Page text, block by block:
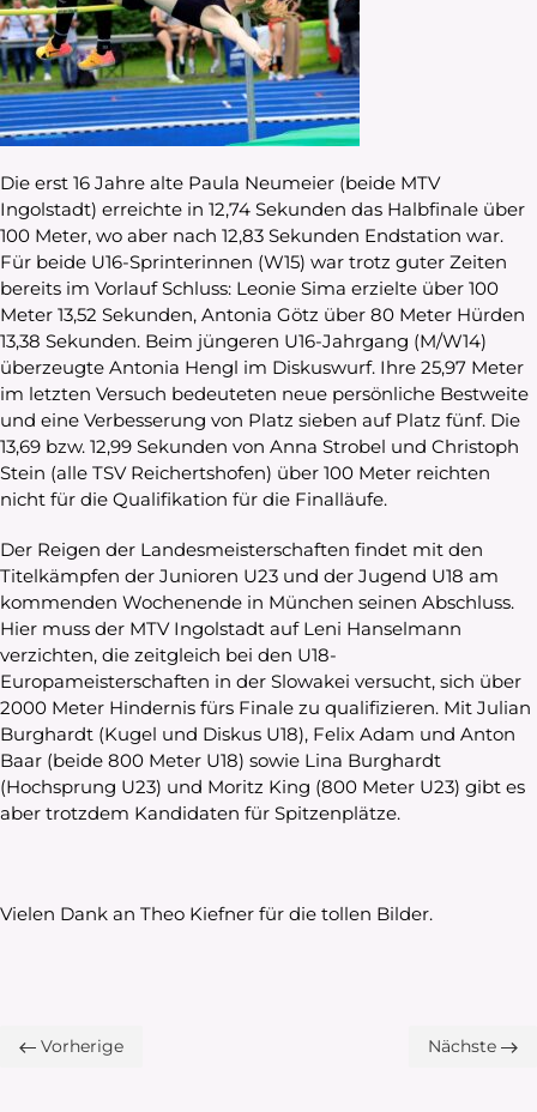
Die erst 16 Jahre alte Paula Neumeier (beide MTV
Ingolstadt) erreichte in 12,74 Sekunden das Halbfinale über
100 Meter, wo aber nach 12,83 Sekunden Endstation war.
Für beide U16-Sprinterinnen (W15) war trotz guter Zeiten
bereits im Vorlauf Schluss: Leonie Sima erzielte über 100
Meter 13,52 Sekunden, Antonia Götz über 80 Meter Hürden
13,38 Sekunden. Beim jüngeren U16-Jahrgang (M/W14)
überzeugte Antonia Hengl im Diskuswurf. Ihre 25,97 Meter
im letzten Versuch bedeuteten neue persönliche Bestweite
und eine Verbesserung von Platz sieben auf Platz fünf. Die
13,69 bzw. 12,99 Sekunden von Anna Strobel und Christoph
Stein (alle TSV Reichertshofen) über 100 Meter reichten
nicht für die Qualifikation für die Finalläufe.
Der Reigen der Landesmeisterschaften findet mit den
Titelkämpfen der Junioren U23 und der Jugend U18 am
kommenden Wochenende in München seinen Abschluss.
Hier muss der MTV Ingolstadt auf Leni Hanselmann
verzichten, die zeitgleich bei den U18-
Europameisterschaften in der Slowakei versucht, sich über
2000 Meter Hindernis fürs Finale zu qualifizieren. Mit Julian
Burghardt (Kugel und Diskus U18), Felix Adam und Anton
Baar (beide 800 Meter U18) sowie Lina Burghardt
(Hochsprung U23) und Moritz King (800 Meter U23) gibt es
aber trotzdem Kandidaten für Spitzenplätze.
Vielen Dank an Theo Kiefner für die tollen Bilder.
Vorherige Nächste